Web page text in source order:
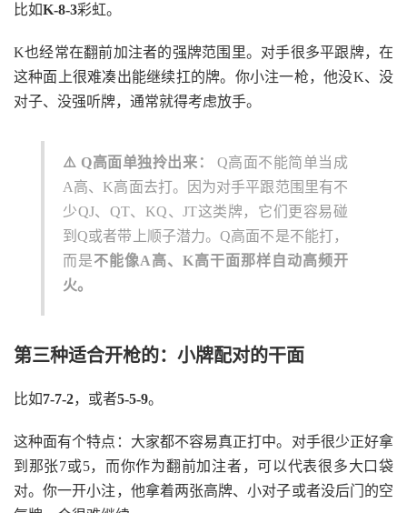
比如K-8-3彩虹。
K也经常在翻前加注者的强牌范围里。对手很多平跟牌，在
这种面上很难凑出能继续扛的牌。你小注一枪，他没K、没
对子、没强听牌，通常就得考虑放手。
⚠️ Q高面单独拎出来：
Q高面不能简单当成
A高、K高面去打。因为对手平跟范围里有不
少QJ、QT、KQ、JT这类牌，它们更容易碰
到Q或者带上顺子潜力。Q高面不是不能打，
而是不能像A高、K高干面那样自动高频开
火。
第三种适合开枪的：小牌配对的干面
比如7-7-2，或者5-5-9。
这种面有个特点：大家都不容易真正打中。对手很少正好拿
到那张7或5，而你作为翻前加注者，可以代表很多大口袋
对。你一开小注，他拿着两张高牌、小对子或者没后门的空